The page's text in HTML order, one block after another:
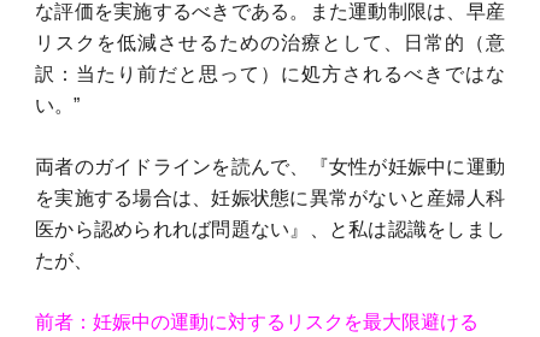
な評価を実施するべきである。また運動制限は、早産
リスクを低減させるための治療として、日常的（意
訳：当たり前だと思って）に処方されるべきではな
い。”
両者のガイドラインを読んで、『女性が妊娠中に運動
を実施する場合は、妊娠状態に異常がないと産婦人科
医から認められれば問題ない』、と私は認識をしまし
たが、
前者：妊娠中の運動に対するリスクを最大限避ける